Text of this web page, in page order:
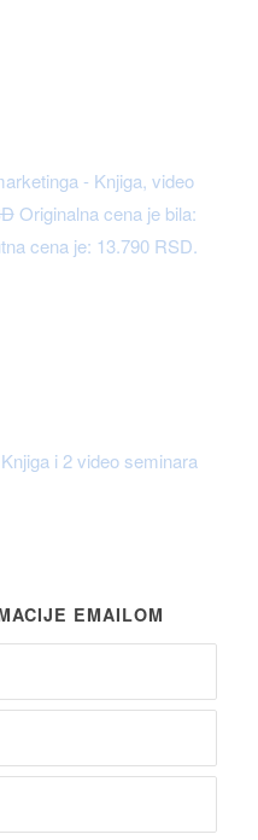
- Knjiga, video
Originalna cena je bila:
cena je: 13.790 RSD.
i 2 video seminara
EMAILOM